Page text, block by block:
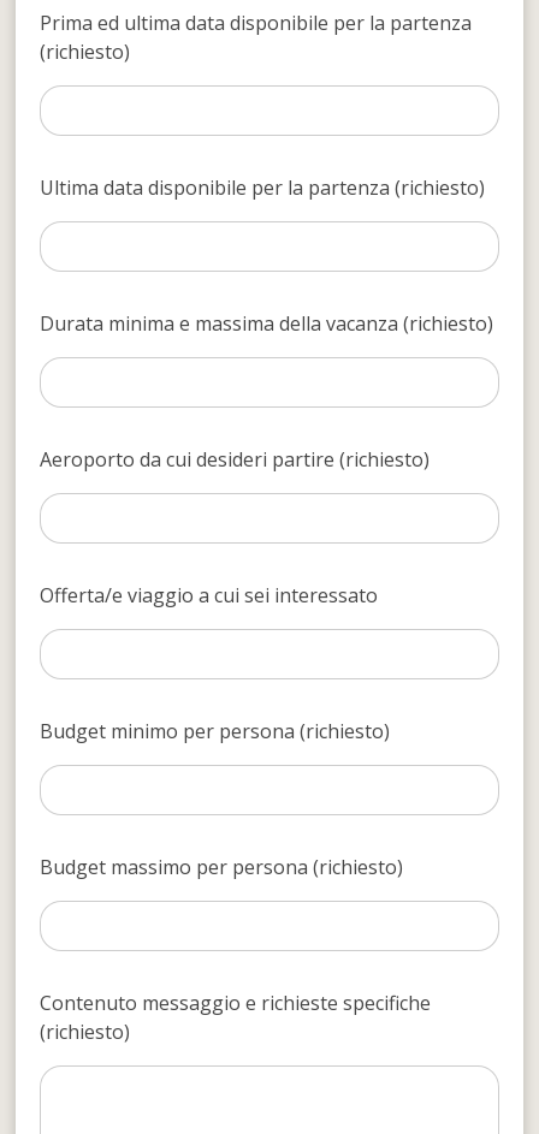
Prima ed ultima data disponibile per la partenza
(richiesto)
Ultima data disponibile per la partenza (richiesto)
Durata minima e massima della vacanza (richiesto)
Aeroporto da cui desideri partire (richiesto)
Offerta/e viaggio a cui sei interessato
Budget minimo per persona (richiesto)
Budget massimo per persona (richiesto)
Contenuto messaggio e richieste specifiche
(richiesto)